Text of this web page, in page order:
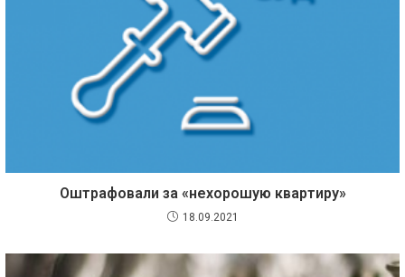
Оштрафовали за «нехорошую квартиру»
18.09.2021